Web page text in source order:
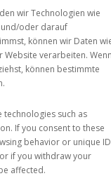
wir Technologien wie
und/oder darauf
können wir Daten
Website verarbeiten.
können bestimmte
technologies such as
If you consent to these
behavior or unique
if you withdraw your
affected.